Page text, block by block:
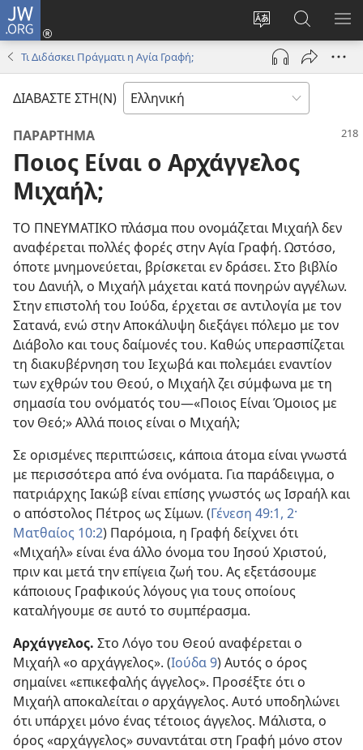
JW.ORG
Αλλαγή
γλώσσας
ιστότοπου
Σύνδεση
(ανοίγει
παράθυρο)
στο
JW.ORG
Τι Διδάσκει Πράγματι η Αγία Γραφή;
ΔΙΑΒΑΣΤΕ ΣΤΗ(Ν)
ΠΑΡΑΡΤΗΜΑ
Ποιος Είναι ο Αρχάγγελος
Μιχαήλ;
ΤΟ ΠΝΕΥΜΑΤΙΚΟ πλάσμα που ονομάζεται Μιχαήλ δεν
αναφέρεται πολλές φορές στην Αγία Γραφή. Ωστόσο,
όποτε μνημονεύεται, βρίσκεται εν δράσει. Στο βιβλίο
του Δανιήλ, ο Μιχαήλ μάχεται κατά πονηρών αγγέλων.
Στην επιστολή του Ιούδα, έρχεται σε αντιλογία με τον
Σατανά, ενώ στην Αποκάλυψη διεξάγει πόλεμο με τον
Διάβολο και τους δαίμονές του. Καθώς υπερασπίζεται
τη διακυβέρνηση του Ιεχωβά και πολεμάει εναντίον
των εχθρών του Θεού, ο Μιχαήλ ζει σύμφωνα με τη
σημασία του ονόματός του—«Ποιος Είναι Όμοιος με
τον Θεό;» Αλλά ποιος είναι ο Μιχαήλ;
Σε ορισμένες περιπτώσεις, κάποια άτομα είναι γνωστά
με περισσότερα από ένα ονόματα. Για παράδειγμα, ο
πατριάρχης Ιακώβ είναι επίσης γνωστός ως Ισραήλ και
ο απόστολος Πέτρος ως Σίμων. (Γένεση 49:1, 2·
Ματθαίος 10:2) Παρόμοια, η Γραφή δείχνει ότι
«Μιχαήλ» είναι ένα άλλο όνομα του Ιησού Χριστού,
πριν και μετά την επίγεια ζωή του. Ας εξετάσουμε
κάποιους Γραφικούς λόγους για τους οποίους
καταλήγουμε σε αυτό το συμπέρασμα.
Αρχάγγελος. Στο Λόγο του Θεού αναφέρεται ο
Μιχαήλ «ο αρχάγγελος». (Ιούδα 9) Αυτός ο όρος
σημαίνει «επικεφαλής άγγελος». Προσέξτε ότι ο
Μιχαήλ αποκαλείταιοαρχάγγελος. Αυτό υποδηλώνει
ότι υπάρχει μόνο ένας τέτοιος άγγελος. Μάλιστα, ο
όρος «αρχάγγελος» συναντάται στη Γραφή μόνο στον